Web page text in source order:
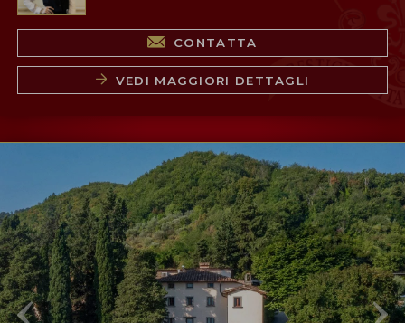
CONTATTA
VEDI MAGGIORI DETTAGLI